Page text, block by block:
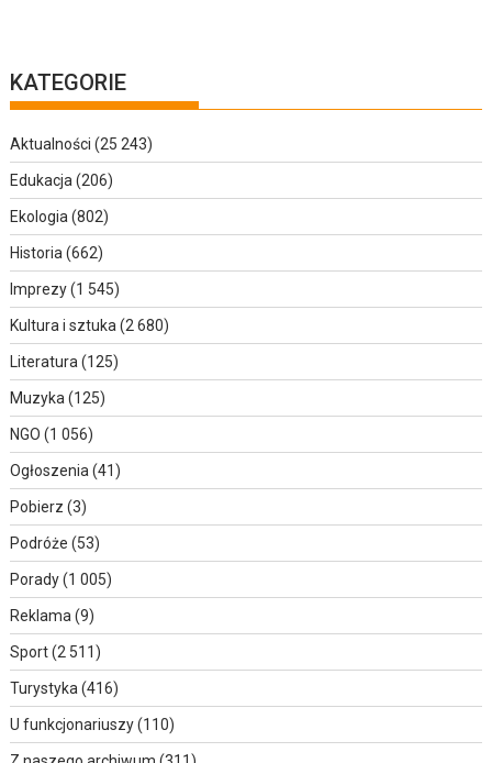
KATEGORIE
Aktualności (25 243)
Edukacja (206)
Ekologia (802)
Historia (662)
Imprezy(1 545)
Kultura i sztuka (2 680)
Literatura (125)
Muzyka (125)
NGO (1 056)
Ogłoszenia (41)
Pobierz (3)
Podróże (53)
Porady(1 005)
Reklama (9)
Sport(2 511)
Turystyka (416)
U funkcjonariuszy(110)